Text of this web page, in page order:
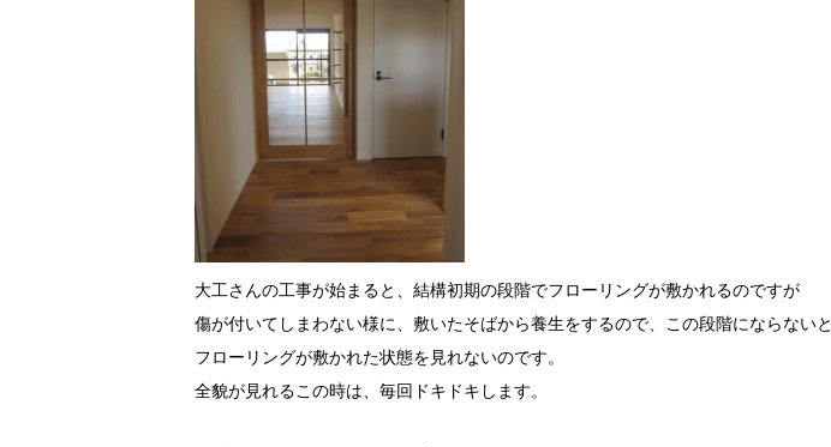
大工さんの工事が始まると、結構初期の段階でフローリングが敷かれるのですが
傷が付いてしまわない様に、敷いたそばから養生をするので、この段階にならないと
フローリングが敷かれた状態を見れないのです。
全貌が見れるこの時は、毎回ドキドキします。